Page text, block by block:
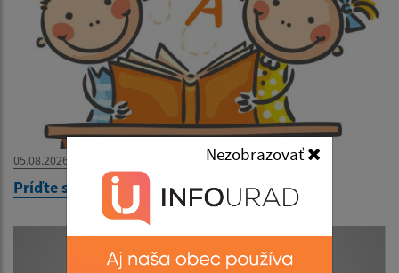
Nezobrazovať
05.08.2026
Príďte sa opýtať, ako sa učia deti po novom